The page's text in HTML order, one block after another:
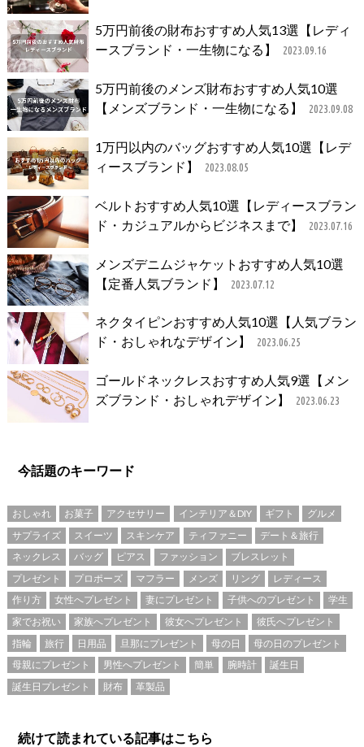
5万円前後の財布おすすめ人気13選【レディ
ースブランド・一生物になる】
2023.09.16
5万円前後のメンズ財布おすすめ人気10選
【メンズブランド・一生物になる】
2023.09.08
1万円以内のバッグおすすめ人気10選【レデ
ィースブランド】
2023.08.05
ベルトおすすめ人気10選【レディースブラン
ド・カジュアルからビジネスまで】
2023.07.16
メンズデニムジャケットおすすめ人気10選
【定番人気ブランド】
2023.07.12
ネクタイピンおすすめ人気10選【人気ブラン
ド・おしゃれなデザイン】
2023.06.25
ゴールドネックレスおすすめ人気9選【メン
ズブランド・おしゃれデザイン】
2023.06.23
今話題のキーワード
おしゃれ お菓子 アクセサリー インテリア＆DIY ギフト
グルメ
サプライズ
スイーツ スキンケア ティファニー
デート＆旅行
ネックレス
バッグ ピアス ファッション
ブレスレット
プレゼント
プロポーズ マフラー メンズ リング
レディース
作り方
女性へプレゼント 妻にプレゼント 子供へのプレゼント
学生
家でお祝い
家族へプレゼント 彼女へプレゼント
彼氏へプレゼント
指輪
旅行 日用品 旦那にプレゼント 母の日
母の日のプレゼント
母親にプレゼント
男性へプレゼント 簡単 腕時計
誕生日
誕生日プレゼント
財布 革製品
続けて読まれている記事はこちら